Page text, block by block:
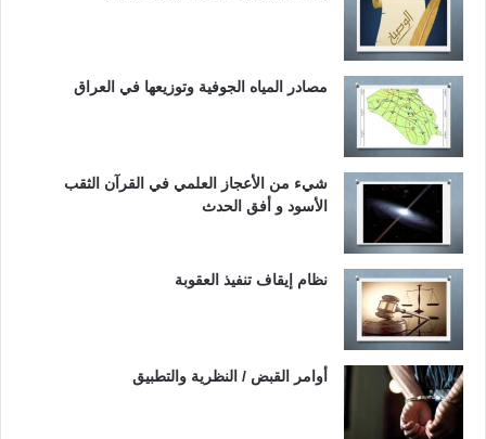
مصادر المياه الجوفية وتوزيعها في العراق
شيء من الأعجاز العلمي في القرآن الثقب
الأسود و أفق الحدث
نظام إيقاف تنفيذ العقوبة
أوامر القبض / النظرية والتطبيق